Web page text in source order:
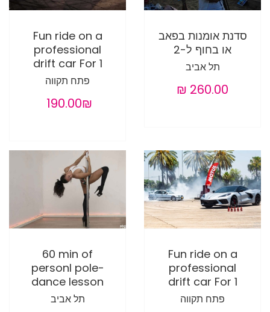
סדנת אומנות בפאב
או בחוף ל-2
תל אביב
Fun ride on a
professional
drift car For 1
פתח תקווה
‏190.00 ‏₪
Fun ride on a
professional
drift car For 1
פתח תקווה
60 min of
personl pole-
dance lesson
תל אביב